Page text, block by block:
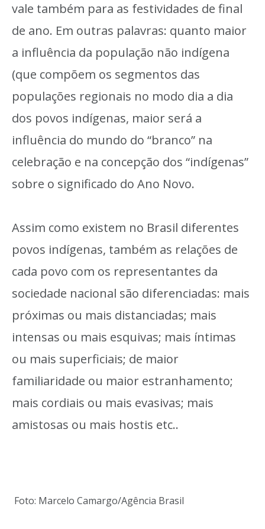
vale também para as festividades de final
de ano. Em outras palavras: quanto maior
a influência da população não indígena
(que compõem os segmentos das
populações regionais no modo dia a dia
dos povos indígenas, maior será a
influência do mundo do “branco” na
celebração e na concepção dos “indígenas”
sobre o significado do Ano Novo.
Assim como existem no Brasil diferentes
povos indígenas, também as relações de
cada povo com os representantes da
sociedade nacional são diferenciadas: mais
próximas ou mais distanciadas; mais
intensas ou mais esquivas; mais íntimas
ou mais superficiais; de maior
familiaridade ou maior estranhamento;
mais cordiais ou mais evasivas; mais
amistosas ou mais hostis etc..
Foto: Marcelo Camargo/Agência Brasil